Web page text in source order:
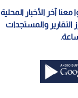
معنا آخر الأخبار المحلية
التقارير والمستجدات